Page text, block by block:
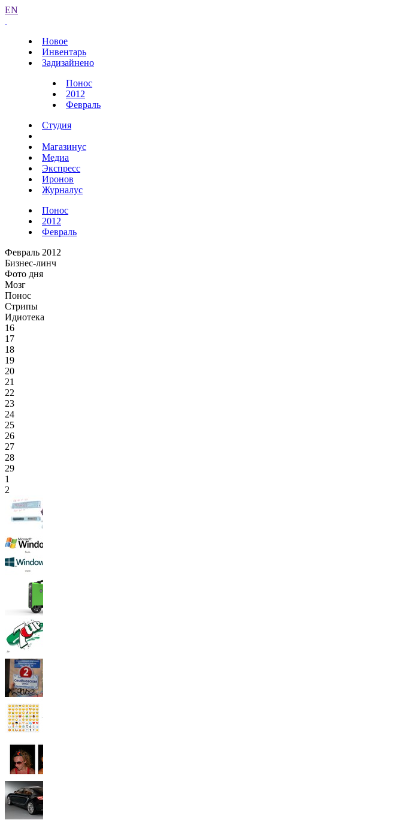
EN
Новое
Инвентарь
Задизайнено
Понос
2012
Февраль
Студия
Магазинус
Медиа
Экспресс
Иронов
Журналус
Понос
2012
Февраль
Февраль 2012
Бизнес-линч
Фото дня
Мозг
Понос
Стрипы
Идиотека
16
17
18
19
20
21
22
23
24
25
26
27
28
29
1
2